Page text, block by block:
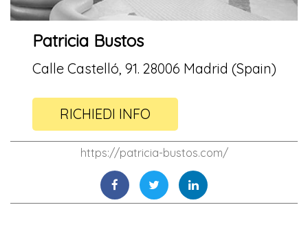
Patricia Bustos
Calle Castelló, 91. 28006 Madrid (Spain)
RICHIEDI INFO
https://patricia-bustos.com/